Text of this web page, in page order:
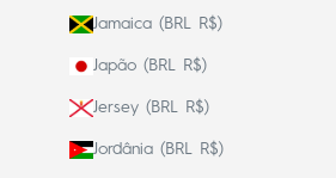
Jamaica (BRL R$)
Japão (BRL R$)
Jersey (BRL R$)
Jordânia (BRL R$)